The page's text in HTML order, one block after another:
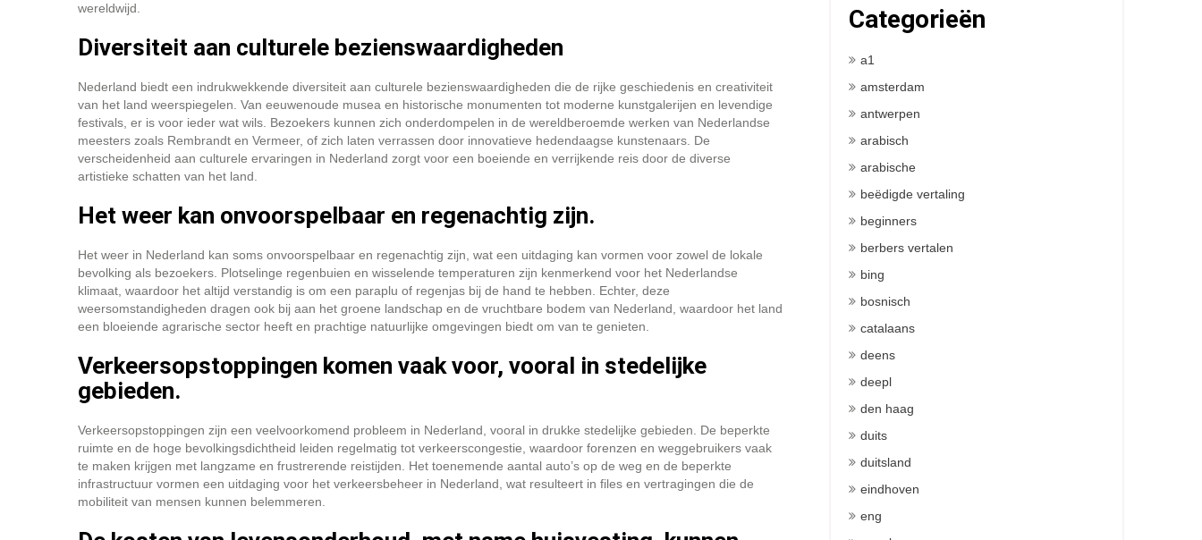
wereldwijd.
Diversiteit aan culturele bezienswaardigheden
Nederland biedt een indrukwekkende diversiteit aan culturele bezienswaardigheden die de rijke geschiedenis en creativiteit
van het land weerspiegelen. Van eeuwenoude musea en historische monumenten tot moderne kunstgalerijen en levendige
festivals, er is voor ieder wat wils. Bezoekers kunnen zich onderdompelen in de wereldberoemde werken van Nederlandse
meesters zoals Rembrandt en Vermeer, of zich laten verrassen door innovatieve hedendaagse kunstenaars. De
verscheidenheid aan culturele ervaringen in Nederland zorgt voor een boeiende en verrijkende reis door de diverse
artistieke schatten van het land.
Het weer kan onvoorspelbaar en regenachtig zijn.
Het weer in Nederland kan soms onvoorspelbaar en regenachtig zijn, wat een uitdaging kan vormen voor zowel de lokale
bevolking als bezoekers. Plotselinge regenbuien en wisselende temperaturen zijn kenmerkend voor het Nederlandse
klimaat, waardoor het altijd verstandig is om een paraplu of regenjas bij de hand te hebben. Echter, deze
weersomstandigheden dragen ook bij aan het groene landschap en de vruchtbare bodem van Nederland, waardoor het land
een bloeiende agrarische sector heeft en prachtige natuurlijke omgevingen biedt om van te genieten.
Verkeersopstoppingen komen vaak voor, vooral in stedelijke
gebieden.
Verkeersopstoppingen zijn een veelvoorkomend probleem in Nederland, vooral in drukke stedelijke gebieden. De beperkte
ruimte en de hoge bevolkingsdichtheid leiden regelmatig tot verkeerscongestie, waardoor forenzen en weggebruikers vaak
te maken krijgen met langzame en frustrerende reistijden. Het toenemende aantal auto’s op de weg en de beperkte
infrastructuur vormen een uitdaging voor het verkeersbeheer in Nederland, wat resulteert in files en vertragingen die de
mobiliteit van mensen kunnen belemmeren.
Categorieën
a1
amsterdam
antwerpen
arabisch
arabische
beëdigde vertaling
beginners
berbers vertalen
bing
bosnisch
catalaans
deens
deepl
den haag
duits
duitsland
eindhoven
eng